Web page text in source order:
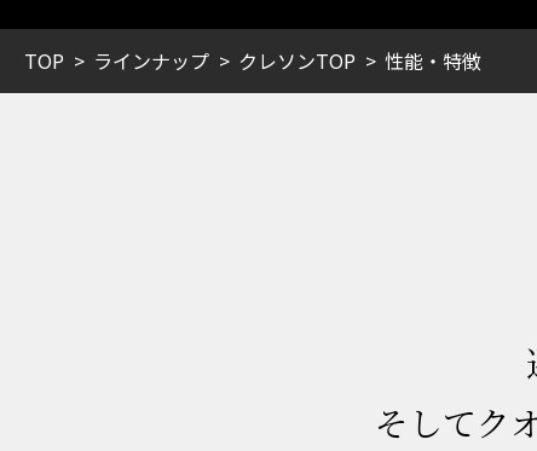
TOP ラインナップ クレソンTOP 性能・特徴
そしてク